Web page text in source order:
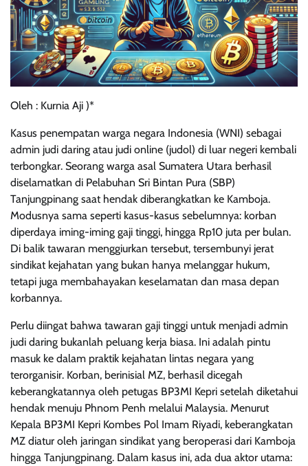
Oleh : Kurnia Aji )*
Kasus penempatan warga negara Indonesia (WNI) sebagai
admin judi daring atau judi online (judol) di luar negeri kembali
terbongkar. Seorang warga asal Sumatera Utara berhasil
diselamatkan di Pelabuhan Sri Bintan Pura (SBP)
Tanjungpinang saat hendak diberangkatkan ke Kamboja.
Modusnya sama seperti kasus-kasus sebelumnya: korban
diperdaya iming-iming gaji tinggi, hingga Rp10 juta per bulan.
Di balik tawaran menggiurkan tersebut, tersembunyi jerat
sindikat kejahatan yang bukan hanya melanggar hukum,
tetapi juga membahayakan keselamatan dan masa depan
korbannya.
Perlu diingat bahwa tawaran gaji tinggi untuk menjadi admin
judi daring bukanlah peluang kerja biasa. Ini adalah pintu
masuk ke dalam praktik kejahatan lintas negara yang
terorganisir. Korban, berinisial MZ, berhasil dicegah
keberangkatannya oleh petugas BP3MI Kepri setelah diketahui
hendak menuju Phnom Penh melalui Malaysia. Menurut
Kepala BP3MI Kepri Kombes Pol Imam Riyadi, keberangkatan
MZ diatur oleh jaringan sindikat yang beroperasi dari Kamboja
hingga Tanjungpinang. Dalam kasus ini, ada dua aktor utama: